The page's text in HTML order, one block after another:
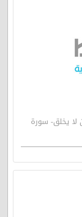
كمن لا يخلق- سورة